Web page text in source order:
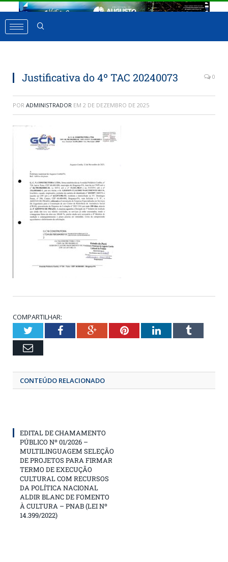
Justificativa do 4º TAC 20240073 0
POR ADMINISTRADOR EM 2 DE DEZEMBRO DE 2025
COMPARTILHAR:
TwitterFacebookGoogle+Pinterest
LinkedIn
Email
CONTEÚDO RELACIONADO
EDITAL DE CHAMAMENTO
PÚBLICO Nº 01/2026 –
MULTILINGUAGEM SELEÇÃO
DE PROJETOS PARA FIRMAR
TERMO DE EXECUÇÃO
CULTURAL COM RECURSOS
DA POLÍTICA NACIONAL
ALDIR BLANC DE FOMENTO
À CULTURA – PNAB (LEI Nº
14.399/2022)